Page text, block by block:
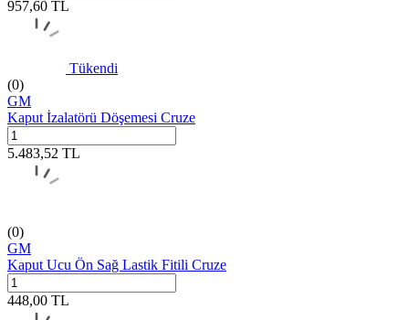
957,60 TL
Tükendi
(0)
GM
Kaput İzalatörü Döşemesi Cruze
5.483,52 TL
(0)
GM
Kaput Ucu Ön Sağ Lastik Fitili Cruze
448,00 TL